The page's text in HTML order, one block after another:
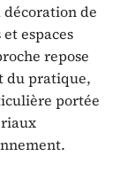
de
espaces
repose
du pratique,
portée